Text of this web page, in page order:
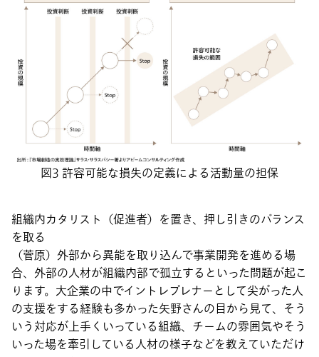
図3 許容可能な損失の定義による活動量の担保
組織内カタリスト（促進者）を置き、押し引きのバランス
を取る
（菅原）外部から異能を取り込んで事業開発を進める場
合、外部の人材が組織内部で孤立するといった問題が起こ
ります。大企業の中でイントレプレナーとして尖がった人
の支援をする経験も多かった矢野さんの目から見て、そう
いう対応が上手くいっている組織、チームの雰囲気やそう
いった場を牽引している人材の様子などを教えていただけ